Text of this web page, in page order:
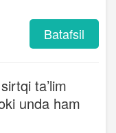
Batafsil
ta’lim
unda ham